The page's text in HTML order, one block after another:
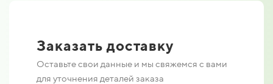
Заказать доставку
Оставьте свои данные и мы свяжемся с вами
для уточнения деталей заказа